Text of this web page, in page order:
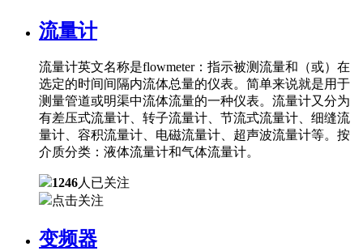
流量计
流量计英文名称是flowmeter：指示被测流量和（或）在
选定的时间间隔内流体总量的仪表。简单来说就是用于
测量管道或明渠中流体流量的一种仪表。流量计又分为
有差压式流量计、转子流量计、节流式流量计、细缝流
量计、容积流量计、电磁流量计、超声波流量计等。按
介质分类：液体流量计和气体流量计。
1246人已关注
点击关注
变频器